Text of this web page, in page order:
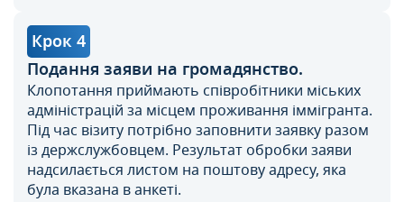
Крок 4
Подання заяви на громадянство.
Клопотання приймають співробітники міських
адміністрацій за місцем проживання іммігранта.
Під час візиту потрібно заповнити заявку разом
із держслужбовцем. Результат обробки заяви
надсилається листом на поштову адресу, яка
була вказана в анкеті.